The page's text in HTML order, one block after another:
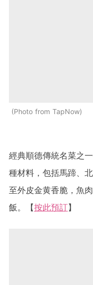
Photo from TapNow
經典順德傳統名菜之
種材料，包括馬蹄、
至外皮金黄香脆，魚
飯。【按此預訂】